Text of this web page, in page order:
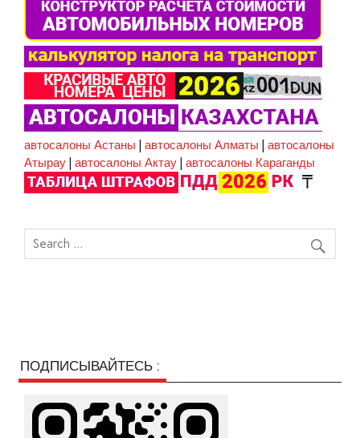
автосалоны Астаны |автосалоны Алматы |автосалоны
Атырау |автосалоны Актау |автосалоны Караганды
ПОДПИСЫВАЙТЕСЬ :